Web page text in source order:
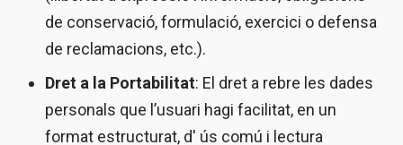
de conservació, formulació, exercici o defensa
de reclamacions, etc.).
Dret a la Portabilitat: El dret a rebre les dades
personals que l’usuari hagi facilitat, en un
format estructurat, d' ús comú i lectura